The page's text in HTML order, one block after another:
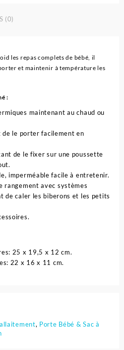
(0)
les repas complets de bébé, il
et maintenir à température les
:
maintenant au chaud ou
de le porter facilement en
de le fixer sur une poussette
imperméable facile à entretenir.
rangement avec systèmes
de caler les biberons et les petits
25 x 19,5 x 12 cm.
22 x 16 x 11 cm.
, Porte Bébé & Sac à